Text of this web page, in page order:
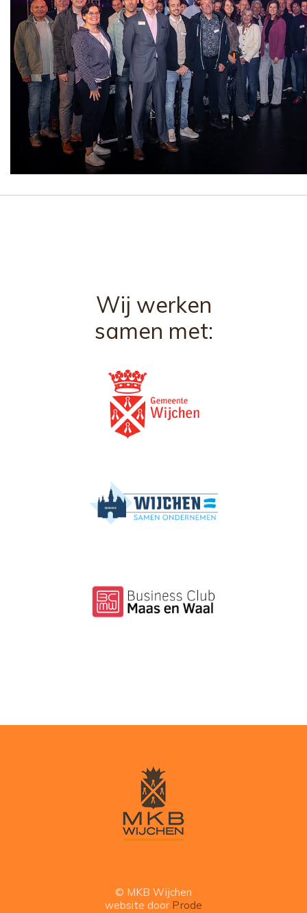
Wij werken
samen met:
© MKB Wijchen
website door Prode